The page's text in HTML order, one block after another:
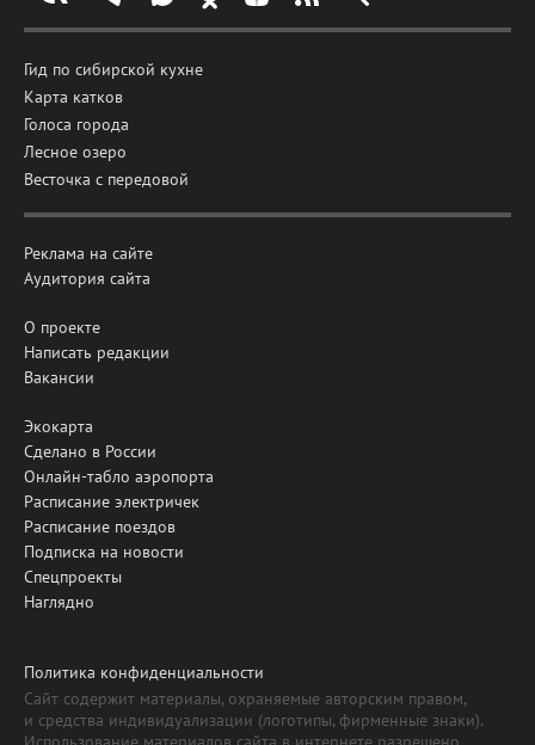
Гид по сибирской кухне
Карта катков
Голоса города
Лесное озеро
Весточка с передовой
Реклама на сайте
Аудитория сайта
О проекте
Написать редакции
Вакансии
Экокарта
Сделано в России
Онлайн-табло аэропорта
Расписание электричек
Расписание поездов
Подписка на новости
Спецпроекты
Наглядно
Политика конфиденциальности
Сайт содержит материалы, охраняемые авторским правом,
и средства индивидуализации (логотипы, фирменные знаки).